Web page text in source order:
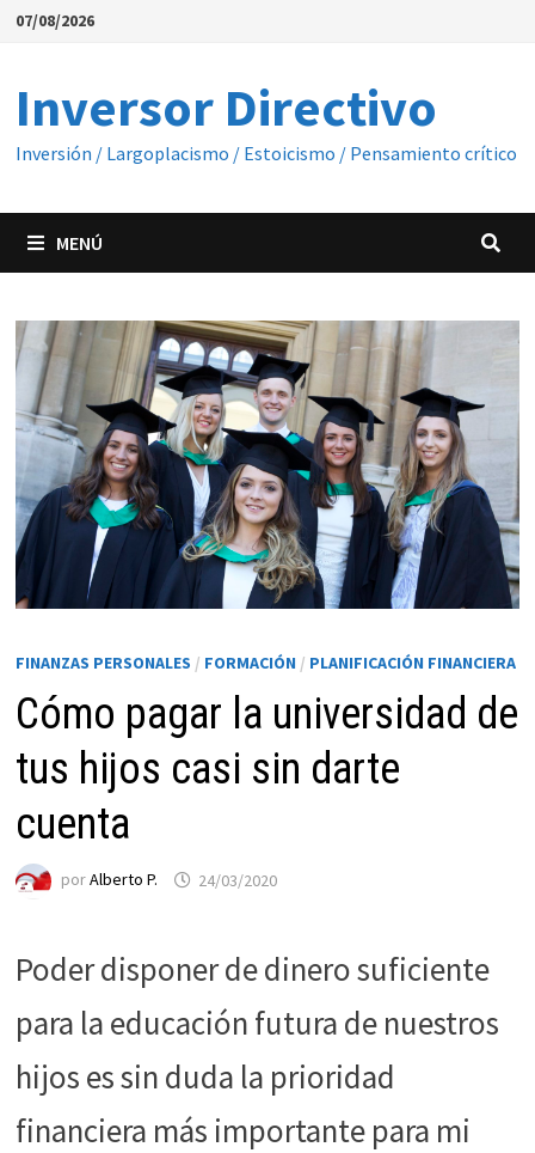
Saltar
07/08/2026
Inversor Directivo
Inversión / Largoplacismo / Estoicismo / Pensamiento crítico
MENÚ
FINANZAS PERSONALES / FORMACIÓN / PLANIFICACIÓN FINANCIERA
Cómo pagar la universidad de
tus hijos casi sin darte
cuenta
porAlberto P. 24/03/2020
Poder disponer de dinero suficiente
para la educación futura de nuestros
hijos es sin duda la prioridad
financiera más importante para mi
Estas
opcionales.
necesarias
funcione la
web.